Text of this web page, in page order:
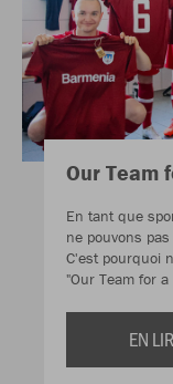
Our Team
En tant que
ne pouvons
C'est pourquoi
"Our Team for
EN